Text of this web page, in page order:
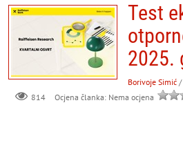
Test
2025.
Borivoje Simić /
814
Ocjena članka: Nema ocjena